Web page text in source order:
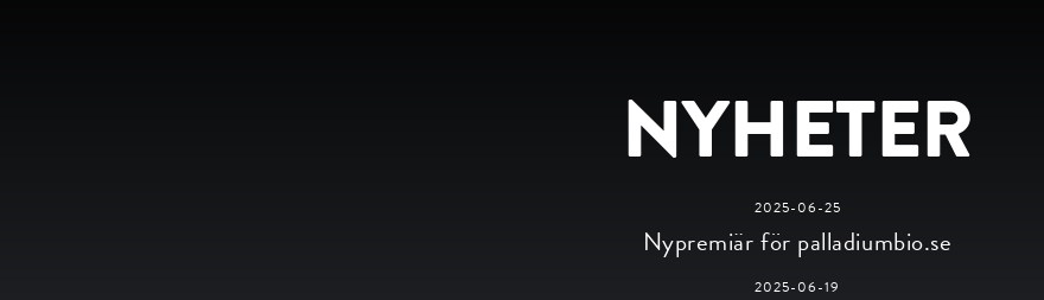
NYHETER
2025-06-25
Nypremiär för palladiumbio.se
2025-06-19